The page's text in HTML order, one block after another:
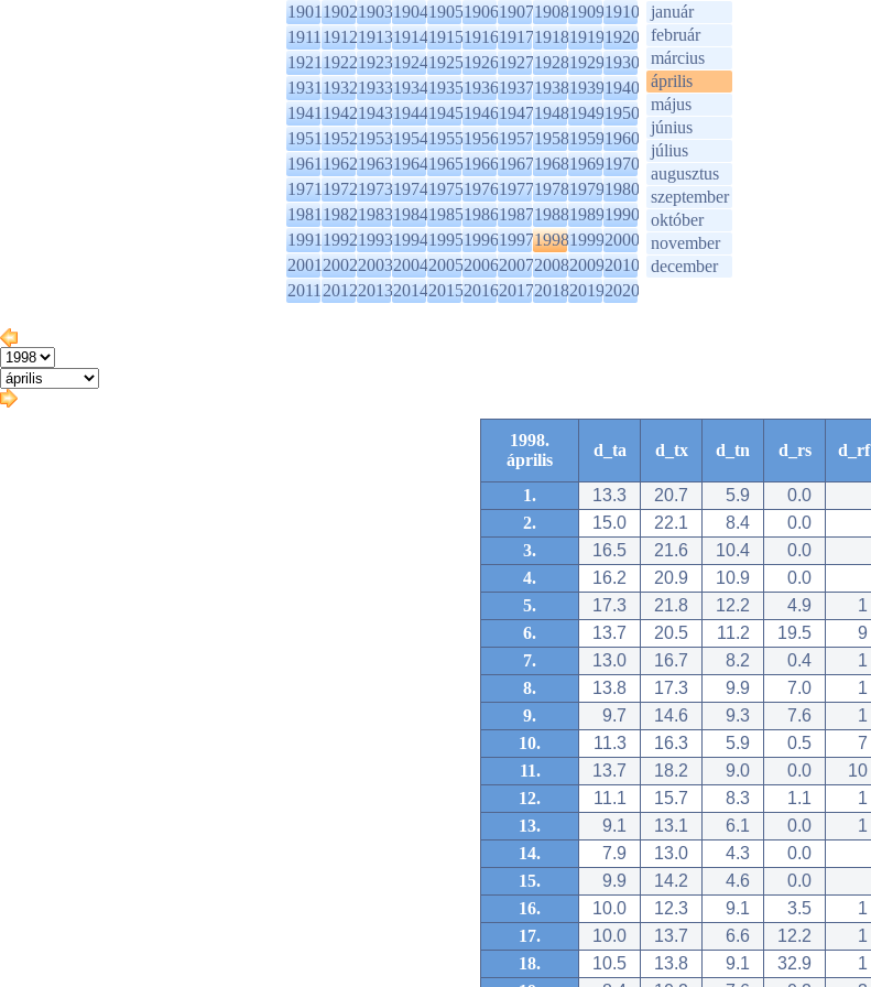
1901190219031904190519061907190819091910
1911191219131914191519161917191819191920
1921192219231924192519261927192819291930
1931193219331934193519361937193819391940
1941194219431944194519461947194819491950
1951195219531954195519561957195819591960
1961196219631964196519661967196819691970
1971197219731974197519761977197819791980
1981198219831984198519861987198819891990
1991199219931994199519961997199819992000
2001200220032004200520062007200820092010
2011201220132014201520162017201820192020
január
február
március
április
május
június
július
augusztus
szeptember
október
november
december
1998.
április
d_ta d_tx d_tn d_rs d_rf
1. 13.3 20.7 5.9 0.0
2.
15.0 22.1 8.4 0.0
3.
16.5 21.6 10.4 0.0
4.
16.2 20.9 10.9 0.0
5.
17.3 21.8 12.2 4.9 1
6.
13.7 20.5 11.2 19.5 9
7.
13.0 16.7 8.2 0.4 1
8.
13.8 17.3 9.9 7.0 1
9.
9.7 14.6 9.3 7.6 1
10.
11.3 16.3 5.9 0.5 7
11.
13.7 18.2 9.0 0.0 10
12.
11.1 15.7 8.3 1.1 1
13.
9.1 13.1 6.1 0.0 1
14.
7.9 13.0 4.3 0.0
15.
9.9 14.2 4.6 0.0
16.
10.0 12.3 9.1 3.5 1
17.
10.0 13.7 6.6 12.2 1
18.
10.5 13.8 9.1 32.9 1